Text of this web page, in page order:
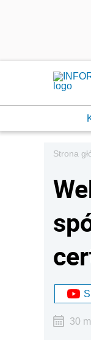
Strona
30